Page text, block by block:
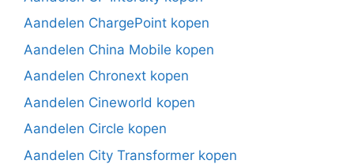
Aandelen ChargePoint kopen
Aandelen China Mobile kopen
Aandelen Chronext kopen
Aandelen Cineworld kopen
Aandelen Circle kopen
Aandelen City Transformer kopen